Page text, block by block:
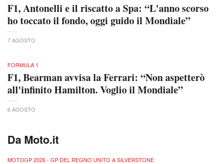
F1, Antonelli e il riscatto a Spa: “L'anno scorso
ho toccato il fondo, oggi guido il Mondiale”
7 AGOSTO
FORMULA 1
F1, Bearman avvisa la Ferrari: “Non aspetterò
all'infinito Hamilton. Voglio il Mondiale”
6 AGOSTO
Da Moto.it
MOTOGP 2026 - GP DEL REGNO UNITO A SILVERSTONE